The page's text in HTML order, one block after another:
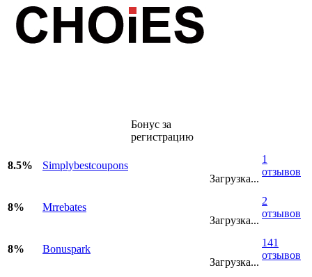
Бонус за
регистрацию
8.5%
Simplybestcoupons
Загрузка...
1
отзывов
8%
Mrrebates
Загрузка...
2
отзывов
8%
Bonuspark
Загрузка...
141
отзывов